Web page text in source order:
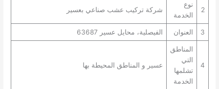
2
نوع
الخدمة
شركة تركيب عشب صناعي بعسير
3 العنوان الفيصلية، محايل عسير 63687
4
المناطق
التي
تشلمها
الخدمة
عسير و المناطق المحيطة بها